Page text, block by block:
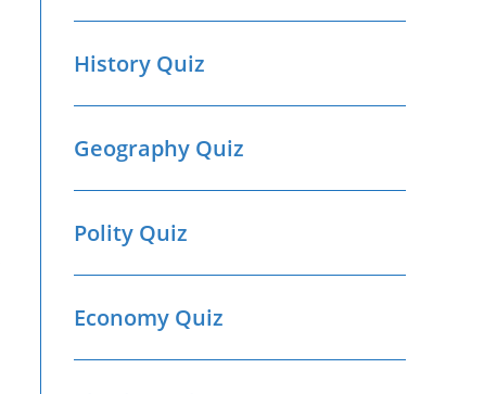
History Quiz
Geography Quiz
Polity Quiz
Economy Quiz